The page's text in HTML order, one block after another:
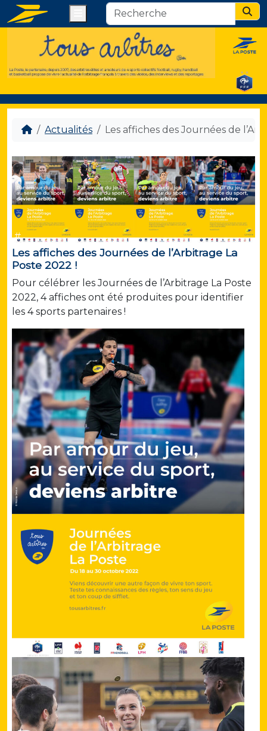
Actualités Les affiches des Journées de
#
Les affiches des Journées de l’Arbitrage La
Poste 2022 !
Pour célébrer les Journées de l’Arbitrage La Poste
2022, 4 affiches ont été produites pour identifier
les 4 sports partenaires !